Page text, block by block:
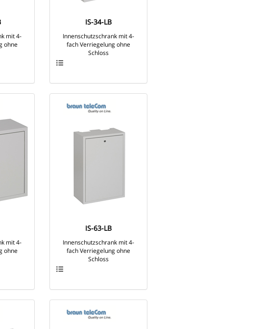
mit 4-
ohne
IS-34-LB
Innenschutzschrank mit 4-
fach Verriegelung ohne
Schloss
mit 4-
ohne
IS-63-LB
Innenschutzschrank mit 4-
fach Verriegelung ohne
Schloss